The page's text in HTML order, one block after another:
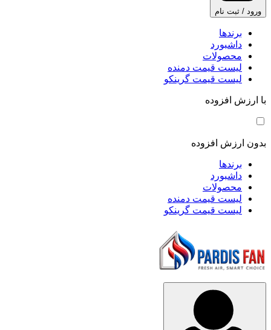
ورود / ثبت نام
برندها
داشبورد
محصولات
لیست قیمت دمنده
لیست قیمت گرینکو
با ارزش افزوده
بدون ارزش افزوده
برندها
داشبورد
محصولات
لیست قیمت دمنده
لیست قیمت گرینکو